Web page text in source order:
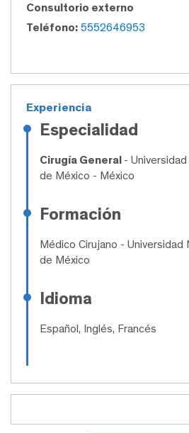
Consultorio externo
Teléfono: 5552646953
Experiencia
Especialidad
Cirugía General -
de México - México
Formación
Médico Cirujano - Universidad
de México
Idioma
Español, Inglés, Francés